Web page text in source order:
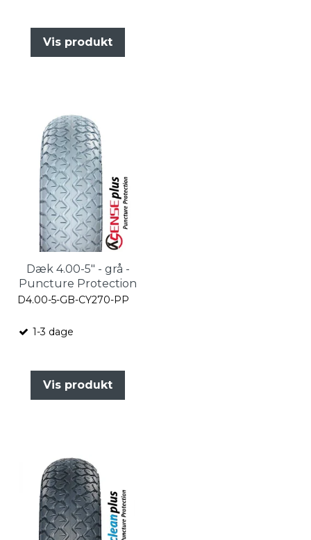
Vis produkt
Dæk 4.00-5" - grå -
Puncture Protection
D4.00-5-GB-CY270-PP
1-3 dage
Vis produkt